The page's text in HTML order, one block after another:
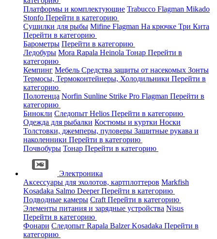
Платформы и комплектующие Trabucco Flagman Mikado
Stonfo Перейти в категорию
Сушилки для рыбы Mifine Flagman На крючке Три Кита
Перейти в категорию
Барометры Перейти в категорию
Ледобуры Mora Rapala Heinola Тонар Перейти в
категорию
Кемпинг Мебель Средства защиты от насекомых Зонты
Термосы, Термоконтейнеры, Холодильники Перейти в
категорию
Полотенца Norfin Sunline Strike Pro Flagman Перейти в
категорию
Бинокли Следопыт Helios Перейти в категорию
Одежда для рыбалки Костюмы и куртки Носки
Толстовки, джемперы, пуловеры Защитные рукава и
наколенники Перейти в категорию
Почвобуры Тонар Перейти в категорию
Электроника
Аксессуары для эхолотов, картплоттеров Markfish
Kosadaka Salmo DeeperПерейти в категорию
Подводные камеры Craft Перейти в категорию
Элементы питания и зарядные устройства Nisus
Перейти в категорию
Фонари Следопыт Rapala BalzerKosadaka Перейти в
категорию